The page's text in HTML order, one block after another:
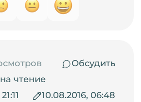
Обсудить
чтение
10.08.2016, 06:48